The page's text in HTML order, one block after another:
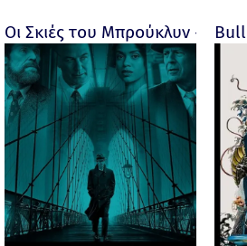
Οι Σκιές του Μπρούκλυν -